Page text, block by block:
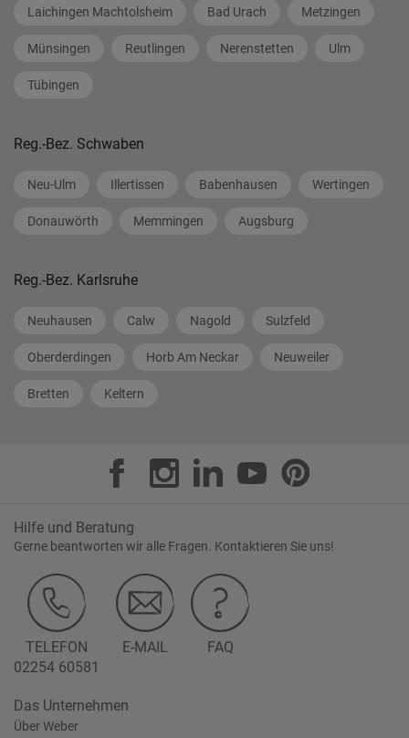
Laichingen Machtolsheim Bad Urach Metzingen
Münsingen Reutlingen Nerenstetten Ulm
Tübingen
Reg.-Bez. Schwaben
Neu-Ulm Illertissen Babenhausen Wertingen
Donauwörth Memmingen Augsburg
Reg.-Bez. Karlsruhe
Neuhausen Calw Nagold Sulzfeld
Oberderdingen Horb Am Neckar Neuweiler
Bretten Keltern
Hilfe und Beratung
Gerne beantworten wir alle Fragen. Kontaktieren Sie uns!
TELEFON
02254 60581
E-MAIL FAQ
Das Unternehmen
Über Weber